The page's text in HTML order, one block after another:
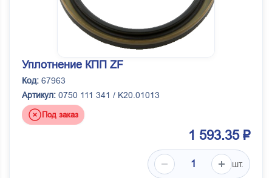
Уплотнение КПП ZF
Код: 67963
Артикул: 0750 111 341 / K20.01013
Под заказ
1 593.35 ₽
шт.